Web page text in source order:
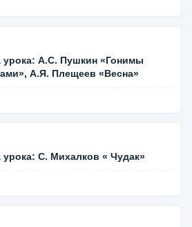
урока: А.С. Пушкин «Гонимы
А.Я. Плещеев «Весна»
урока: С. Михалков « Чудак»